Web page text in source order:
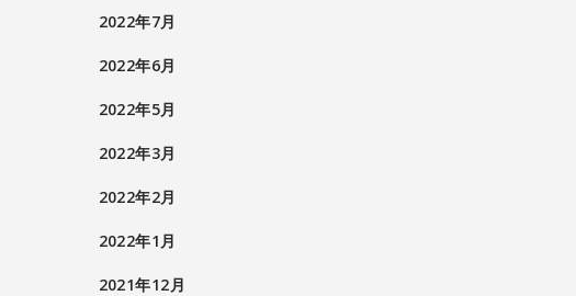
2022年7月
2022年6月
2022年5月
2022年3月
2022年2月
2022年1月
2021年12月